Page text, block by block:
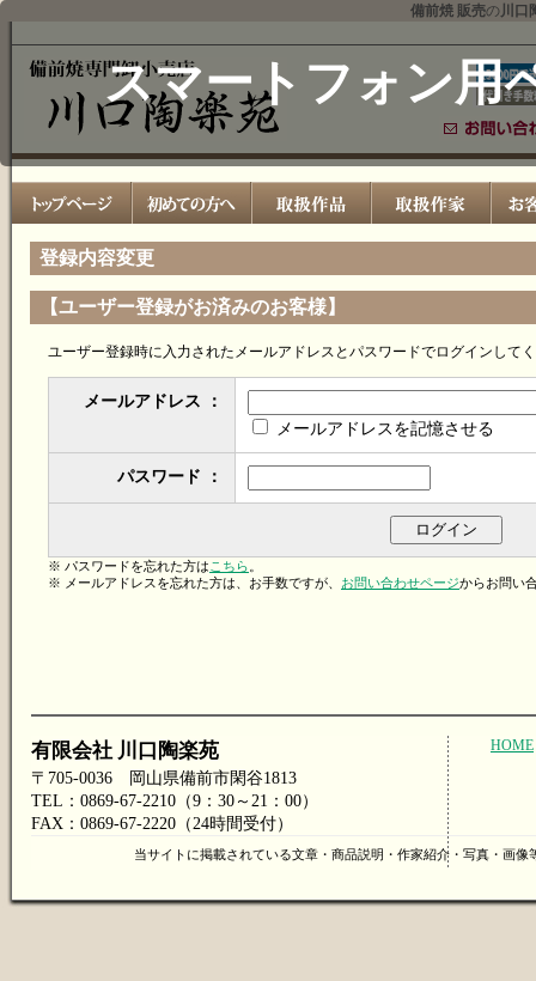
備前焼 販売の川口
スマートフォン用
登録内容変更
【ユーザー登録がお済みのお客様】
ユーザー登録時に入力されたメールアドレスとパスワードでログインして
メールアドレス ：
メールアドレスを記憶させる
パスワード ：
※ パスワードを忘れた方は こちら 。
※ メールアドレスを忘れた方は、お手数ですが、 お問い合わせページからお問い
有限会社 川口陶楽苑
〒705-0036 岡山県備前市閑谷1813
TEL：0869-67-2210（9：30～21：00）
FAX：0869-67-2220（24時間受付）
HOME
当サイトに掲載されている文章・商品説明・作家紹介・写真・画